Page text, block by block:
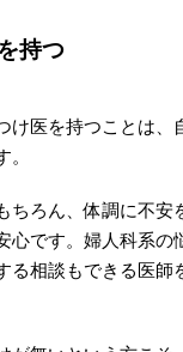
持つ
け医を持つことは、
ちろん、体調に不安
心です。婦人科系の
る相談もできる医師